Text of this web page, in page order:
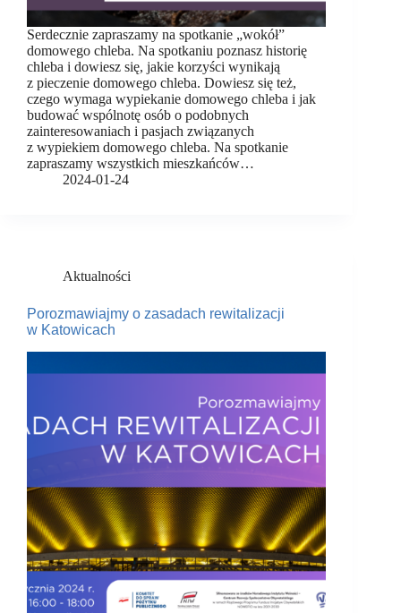
Serdecznie zapraszamy na spotkanie „wokół”
domowego chleba. Na spotkaniu poznasz historię
chleba i dowiesz się, jakie korzyści wynikają
z pieczenie domowego chleba. Dowiesz się też,
czego wymaga wypiekanie domowego chleba i jak
budować wspólnotę osób o podobnych
zainteresowaniach i pasjach związanych
z wypiekiem domowego chleba. Na spotkanie
zapraszamy wszystkich mieszkańców…
2024-01-24
Aktualności
Porozmawiajmy o zasadach rewitalizacji
w Katowicach